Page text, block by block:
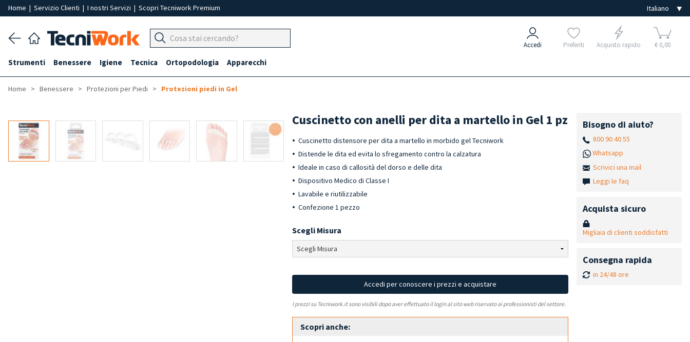
Home | Servizio Clienti | I nostri Servizi | Scopri Tecniwork Premium
Accedi Preferiti Acquisto rapido € 0,00
Strumenti Benessere Igiene Tecnica Ortopodologia Apparecchi
Home Benessere Protezioni per Piedi Protezioni piedi in Gel
Cuscinetto con anelli per dita a martello in Gel 1 pz
Cuscinetto distensore per dita a martello in morbido gel Tecniwork
Distende le dita ed evita lo sfregamento contro la calzatura
Ideale in caso di callosità del dorso e delle dita
Dispositivo Medico di Classe I
Lavabile e riutilizzabile
Confezione 1 pezzo
Scegli Misura
Accedi per conoscere i prezzi e acquistare
I prezzi su Tecniwork.it sono visibili dopo aver effettuato il login al sito web riservato ai professionisti del settore.
Scopri anche:
Bisogno di aiuto?
800 90 40 55
Whatsapp
Scrivici una mail
Leggi le faq
Acquista sicuro
Migliaia di clienti soddisfatti
Consegna rapida
in 24/48 ore